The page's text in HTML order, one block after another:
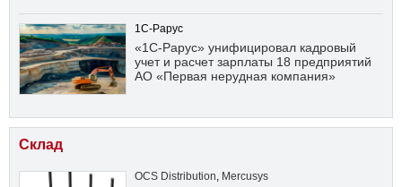
1С-Рарус
«1С-Рарус» унифицировал кадровый
учет и расчет зарплаты 18 предприятий
АО «Первая нерудная компания»
Склад
OCS Distribution, Mercusys